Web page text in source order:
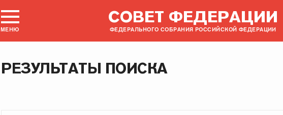
МЕНЮ
СОВЕТ ФЕДЕРАЦИИ
ФЕДЕРАЛЬНОГО СОБРАНИЯ РОССИЙСКОЙ ФЕДЕРАЦИИ
РЕЗУЛЬТАТЫ ПОИСКА